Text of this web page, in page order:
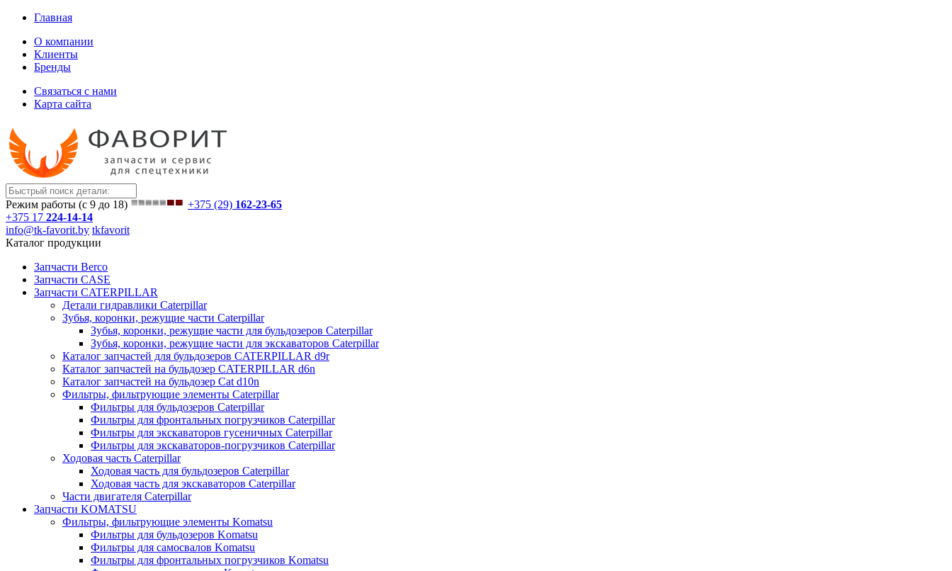
Главная
О компании
Клиенты
Бренды
Связаться с нами
Карта сайта
Режим работы (с 9 до 18) +375 (29) 162-23-65
+375 17 224-14-14
info@tk-favorit.by tkfavorit
Каталог продукции
Запчасти Berco
Запчасти CASE
Запчасти CATERPILLAR
Детали гидравлики Caterpillar
Зубья, коронки, режущие части Caterpillar
Зубья, коронки, режущие части для бульдозеров Caterpillar
Зубья, коронки, режущие части для экскаваторов Caterpillar
Каталог запчастей для бульдозеров CATERPILLAR d9r
Каталог запчастей на бульдозер CATERPILLAR d6n
Каталог запчастей на бульдозер Сat d10n
Фильтры, фильтрующие элементы Caterpillar
Фильтры для бульдозеров Caterpillar
Фильтры для фронтальных погрузчиков Caterpillar
Фильтры для экскаваторов гусеничных Caterpillar
Фильтры для экскаваторов-погрузчиков Caterpillar
Ходовая часть Caterpillar
Ходовая часть для бульдозеров Caterpillar
Ходовая часть для экскаваторов Caterpillar
Части двигателя Caterpillar
Запчасти KOMATSU
Фильтры, фильтрующие элементы Komatsu
Фильтры для бульдозеров Komatsu
Фильтры для самосвалов Komatsu
Фильтры для фронтальных погрузчиков Komatsu